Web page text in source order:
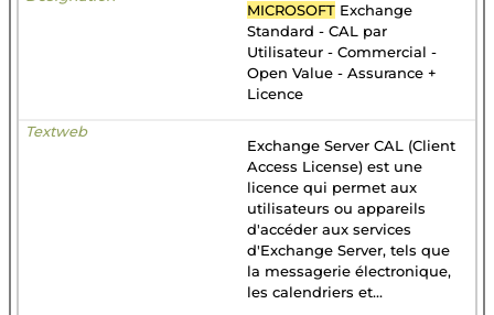
MICROSOFT Exchange
Standard - CAL par
Utilisateur - Commercial -
Open Value - Assurance +
Licence
Exchange Server CAL (Client
Access License) est une
licence qui permet aux
utilisateurs ou appareils
d'accéder aux services
d'Exchange Server, tels que
la messagerie électronique,
les calendriers et...